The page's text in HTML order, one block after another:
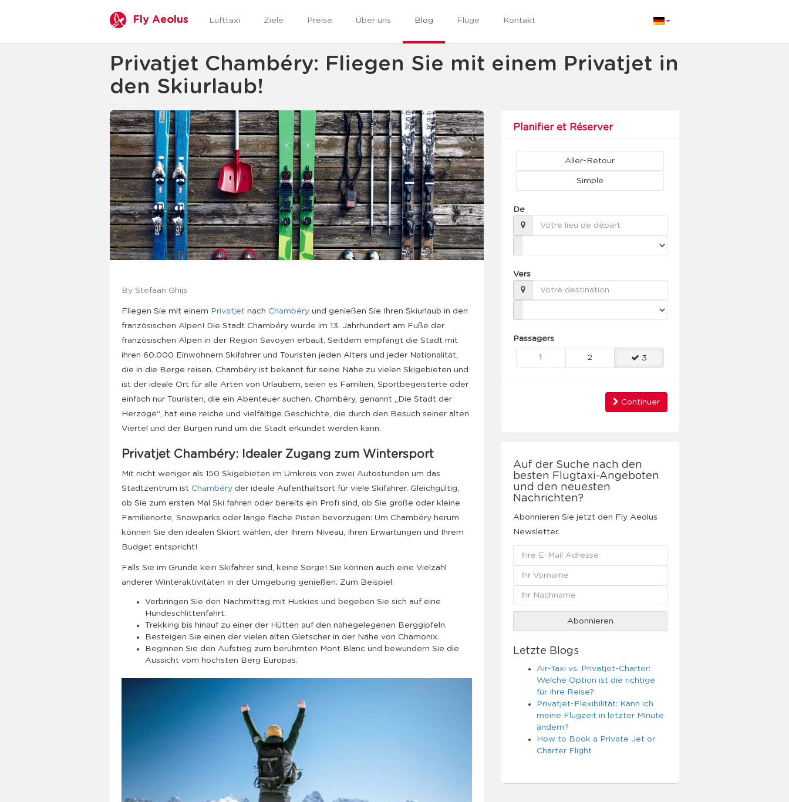
Fly Aeolus Lufttaxi Ziele Preise Über uns Blog Flüge Kontakt
Privatjet Chambéry: Fliegen Sie mit einem Privatjet in
den Skiurlaub!
By Stefaan Ghijs
Fliegen Sie mit einem Privatjet nach Chambéry und genießen Sie Ihren Skiurlaub in den
französischen Alpen! Die Stadt Chambéry wurde im 13. Jahrhundert am Fuße der
französischen Alpen in der Region Savoyen erbaut. Seitdem empfängt die Stadt mit
ihren 60.000 Einwohnern Skifahrer und Touristen jeden Alters und jeder Nationalität,
die in die Berge reisen. Chambéry ist bekannt für seine Nähe zu vielen Skigebieten und
ist der ideale Ort für alle Arten von Urlaubern, seien es Familien, Sportbegeisterte oder
einfach nur Touristen, die ein Abenteuer suchen. Chambéry, genannt „Die Stadt der
Herzöge“, hat eine reiche und vielfältige Geschichte, die durch den Besuch seiner alten
Viertel und der Burgen rund um die Stadt erkundet werden kann.
Privatjet Chambéry: Idealer Zugang zum Wintersport
Mit nicht weniger als 150 Skigebieten im Umkreis von zwei Autostunden um das
Stadtzentrum ist Chambéry der ideale Aufenthaltsort für viele Skifahrer. Gleichgültig,
ob Sie zum ersten Mal Ski fahren oder bereits ein Profi sind, ob Sie große oder kleine
Familienorte, Snowparks oder lange flache Pisten bevorzugen: Um Chambéry herum
können Sie den idealen Skiort wählen, der Ihrem Niveau, Ihren Erwartungen und Ihrem
Budget entspricht!
Falls Sie im Grunde kein Skifahrer sind, keine Sorge! Sie können auch eine Vielzahl
anderer Winteraktivitäten in der Umgebung genießen. Zum Beispiel:
Verbringen Sie den Nachmittag mit Huskies und begeben Sie sich auf eine
Hundeschlittenfahrt.
Trekking bis hinauf zu einer der Hütten auf den nahegelegenen Berggipfeln.
Besteigen Sie einen der vielen alten Gletscher in der Nähe von Chamonix.
Beginnen Sie den Aufstieg zum berühmten Mont Blanc und bewundern Sie die
Aussicht vom höchsten Berg Europas.
Planifier et Réserver
Aller-Retour
Simple
De
Vers
Passagers
1 2 3
Continuer
Auf der Suche nach den
besten Flugtaxi-Angeboten
und den neuesten
Nachrichten?
Abonnieren Sie jetzt den Fly Aeolus
Newsletter.
Letzte Blogs
Air-Taxi vs. Privatjet-Charter:
Welche Option ist die richtige
für Ihre Reise?
Privatjet-Flexibilität: Kann ich
meine Flugzeit in letzter Minute
ändern?
How to Book a Private Jet or
Charter Flight